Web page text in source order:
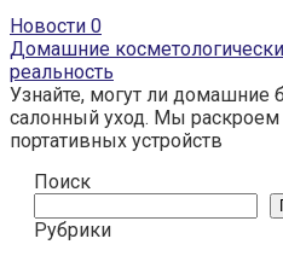
Новости 0
Домашние
реальность
Узнайте, могут ли домашние
салонный уход. Мы
портативных устройств
Поиск
Рубрики